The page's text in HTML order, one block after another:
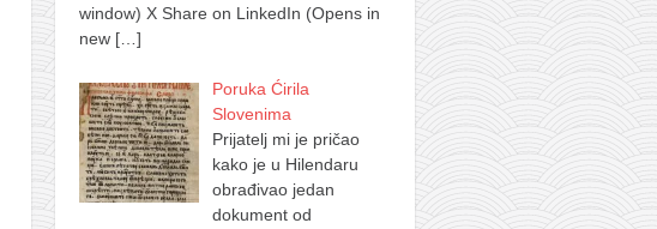
window) X Share on LinkedIn (Opens in
new […]
Poruka Ćirila
Slovenima
Prijatelj mi je pričao
kako je u Hilendaru
obrađivao jedan
dokument od